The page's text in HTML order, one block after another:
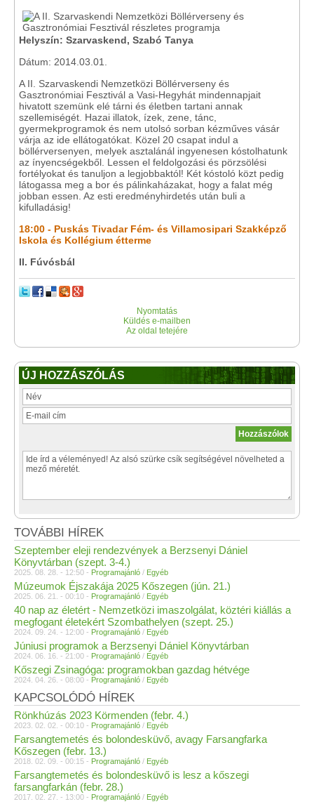
Helyszín: Szarvaskend, Szabó Tanya
Dátum: 2014.03.01.
A II. Szarvaskendi Nemzetközi Böllérverseny és
Gasztronómiai Fesztivál a Vasi-Hegyhát mindennapjait
hivatott szemünk elé tárni és életben tartani annak
szellemiségét. Hazai illatok, ízek, zene, tánc,
gyermekprogramok és nem utolsó sorban kézműves vásár
várja az ide ellátogatókat. Közel 20 csapat indul a
böllérversenyen, melyek asztalánál ingyenesen kóstolhatunk
az ínyencségekből. Lessen el feldolgozási és pörzsölési
fortélyokat és tanuljon a legjobbaktól! Két kóstoló közt pedig
látogassa meg a bor és pálinkaházakat, hogy a falat még
jobban essen. Az esti eredményhirdetés után buli a
kifulladásig!
18:00 - Puskás Tivadar Fém- és Villamosipari Szakképző
Iskola és Kollégium étterme
II. Fúvósbál
Nyomtatás
Küldés e-mailben
Az oldal tetejére
ÚJ HOZZÁSZÓLÁS
TOVÁBBI HÍREK
Szeptember eleji rendezvények a Berzsenyi Dániel
Könyvtárban (szept. 3-4.)
2025. 08. 28. - 12:50 - Programajánló / Egyéb
Múzeumok Éjszakája 2025 Kőszegen (jún. 21.)
2025. 06. 21. - 00:10 - Programajánló / Egyéb
40 nap az életért - Nemzetközi imaszolgálat, köztéri kiállás a
megfogant életekért Szombathelyen (szept. 25.)
2024. 09. 24. - 12:00 - Programajánló / Egyéb
Júniusi programok a Berzsenyi Dániel Könyvtárban
2024. 06. 16. - 21:00 - Programajánló / Egyéb
Kőszegi Zsinagóga: programokban gazdag hétvége
2024. 04. 26. - 08:00 - Programajánló / Egyéb
KAPCSOLÓDÓ HÍREK
Rönkhúzás 2023 Körmenden (febr. 4.)
2023. 02. 02. - 00:10 - Programajánló / Egyéb
Farsangtemetés és bolondesküvő, avagy Farsangfarka
Kőszegen (febr. 13.)
2018. 02. 09. - 00:15 - Programajánló / Egyéb
Farsangtemetés és bolondesküvő is lesz a kőszegi
farsangfarkán (febr. 28.)
2017. 02. 27. - 13:00 - Programajánló / Egyéb